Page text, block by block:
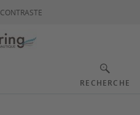
CONTRASTE
RECHERCHE